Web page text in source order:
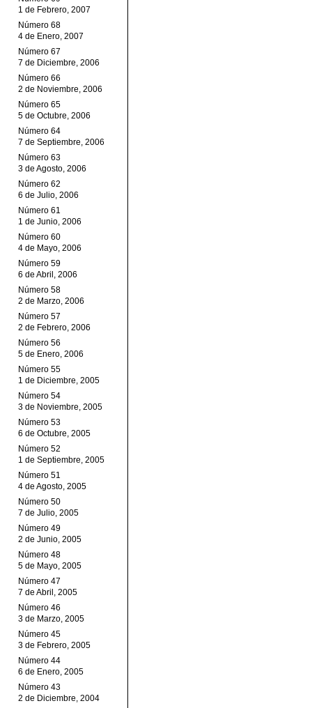
1 de Febrero, 2007
Número 68
4 de Enero, 2007
Número 67
7 de Diciembre, 2006
Número 66
2 de Noviembre, 2006
Número 65
5 de Octubre, 2006
Número 64
7 de Septiembre, 2006
Número 63
3 de Agosto, 2006
Número 62
6 de Julio, 2006
Número 61
1 de Junio, 2006
Número 60
4 de Mayo, 2006
Número 59
6 de Abril, 2006
Número 58
2 de Marzo, 2006
Número 57
2 de Febrero, 2006
Número 56
5 de Enero, 2006
Número 55
1 de Diciembre, 2005
Número 54
3 de Noviembre, 2005
Número 53
6 de Octubre, 2005
Número 52
1 de Septiembre, 2005
Número 51
4 de Agosto, 2005
Número 50
7 de Julio, 2005
Número 49
2 de Junio, 2005
Número 48
5 de Mayo, 2005
Número 47
7 de Abril, 2005
Número 46
3 de Marzo, 2005
Número 45
3 de Febrero, 2005
Número 44
6 de Enero, 2005
Número 43
2 de Diciembre, 2004